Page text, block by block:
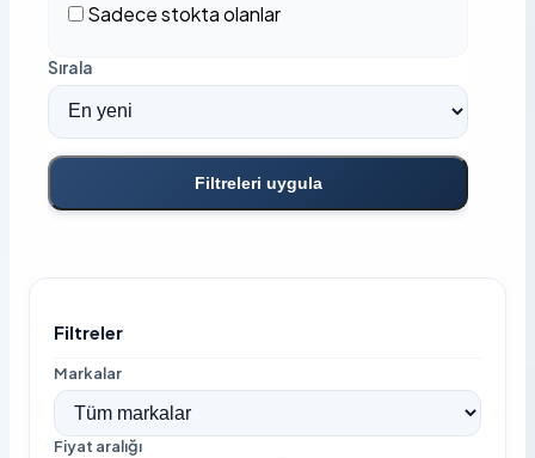
Sadece stokta olanlar
Sırala
Filtreleri uygula
Filtreler
Markalar
Fiyat aralığı